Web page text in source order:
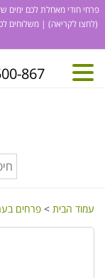
פרחי חודי מאחלת לכם ימים
(לחצו לקריאה) | משלוחים
867
עמוד הבית > פרחים